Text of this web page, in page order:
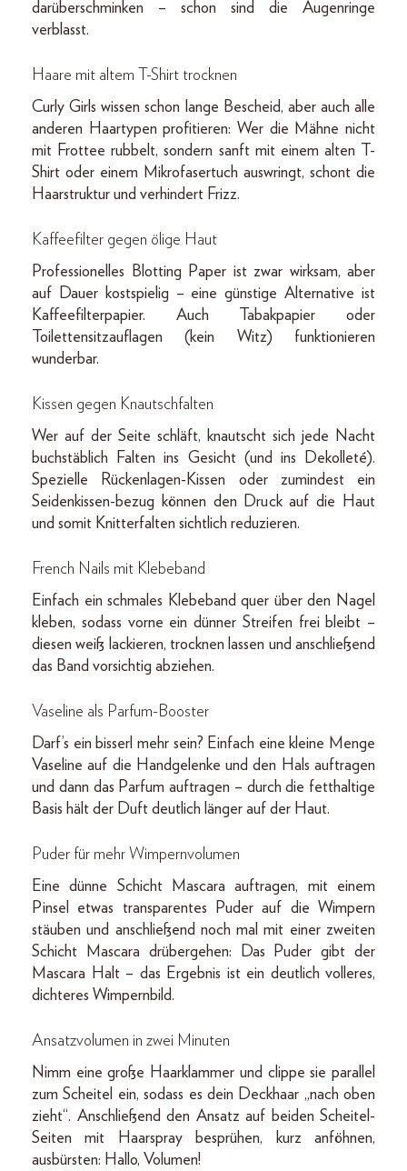
darüberschminken – schon sind die Augenringe
verblasst.
Haare mit altem T-Shirt trocknen
Curly Girls wissen schon lange Bescheid, aber auch alle
anderen Haartypen profitieren: Wer die Mähne nicht
mit Frottee rubbelt, sondern sanft mit einem alten T-
Shirt oder einem Mikrofasertuch auswringt, schont die
Haarstruktur und verhindert Frizz.
Kaffeefilter gegen ölige Haut
Professionelles Blotting Paper ist zwar wirksam, aber
auf Dauer kostspielig – eine günstige Alternative ist
Kaffeefilterpapier. Auch Tabakpapier oder
Toilettensitzauflagen (kein Witz) funktionieren
wunderbar.
Kissen gegen Knautschfalten
Wer auf der Seite schläft, knautscht sich jede Nacht
buchstäblich Falten ins Gesicht (und ins Dekolleté).
Spezielle Rückenlagen-Kissen oder zumindest ein
Seidenkissen-bezug können den Druck auf die Haut
und somit Knitterfalten sichtlich reduzieren.
French Nails mit Klebeband
Einfach ein schmales Klebeband quer über den Nagel
kleben, sodass vorne ein dünner Streifen frei bleibt –
diesen weiß lackieren, trocknen lassen und anschließend
das Band vorsichtig abziehen.
Vaseline als Parfum-Booster
Darf’s ein bisserl mehr sein? Einfach eine kleine Menge
Vaseline auf die Handgelenke und den Hals auftragen
und dann das Parfum auftragen – durch die fetthaltige
Basis hält der Duft deutlich länger auf der Haut.
Puder für mehr Wimpernvolumen
Eine dünne Schicht Mascara auftragen, mit einem
Pinsel etwas transparentes Puder auf die Wimpern
stäuben und anschließend noch mal mit einer zweiten
Schicht Mascara drübergehen: Das Puder gibt der
Mascara Halt – das Ergebnis ist ein deutlich volleres,
dichteres Wimpernbild.
Ansatzvolumen in zwei Minuten
Nimm eine große Haarklammer und clippe sie parallel
zum Scheitel ein, sodass es dein Deckhaar „nach oben
zieht“. Anschließend den Ansatz auf beiden Scheitel-
Seiten mit Haarspray besprühen, kurz anföhnen,
ausbürsten: Hallo, Volumen!